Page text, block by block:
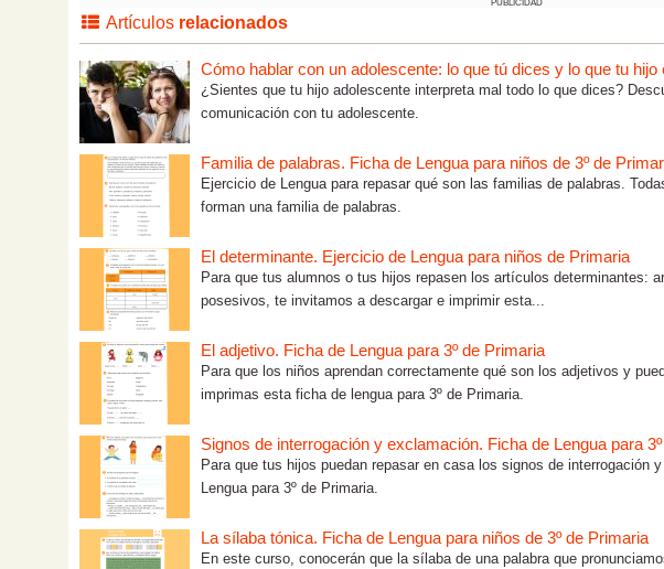
PUBLICIDAD
Artículos relacionados
Cómo hablar con un adolescente: lo que tú dices y lo que tu hijo
¿Sientes que tu hijo adolescente interpreta mal todo lo que dices?
comunicación con tu adolescente.
Familia de palabras. Ficha de Lengua para niños de 3º de
Ejercicio de Lengua para repasar qué son las familias de palabras.
forman una familia de palabras.
El determinante. Ejercicio de Lengua para niños de Primaria
Para que tus alumnos o tus hijos repasen los artículos determinantes:
posesivos, te invitamos a descargar e imprimir esta...
El adjetivo. Ficha de Lengua para 3º de Primaria
Para que los niños aprendan correctamente qué son los adjetivos y
imprimas esta ficha de lengua para 3º de Primaria.
Signos de interrogación y exclamación. Ficha de Lengua para
Para que tus hijos puedan repasar en casa los signos de interrogación
Lengua para 3º de Primaria.
La sílaba tónica. Ficha de Lengua para niños de 3º de Primaria
En este curso, conocerán que la sílaba de una palabra que